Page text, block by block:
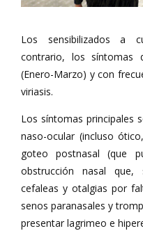
Los sensibilizados a
contrario, los síntomas
(Enero-Marzo) y con
viriasis.
Los síntomas principales
naso-ocular (incluso
goteo postnasal (que
obstrucción nasal
cefaleas y otalgias por
senos paranasales y
presentar lagrimeo e